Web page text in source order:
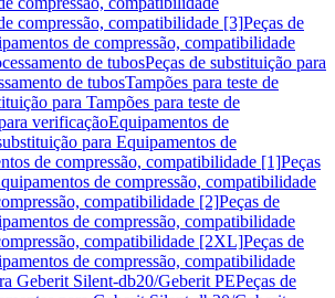
compressão, compatibilidade [3]Peças de
de compressão, compatibilidade
de tubosPeças de substituição para
de tubosTampões para teste de
para Tampões para teste de
verificaçãoEquipamentos de
para Equipamentos de
de compressão, compatibilidade [1]Peças
de compressão, compatibilidade
compatibilidade [2]Peças de
de compressão, compatibilidade
compatibilidade [2XL]Peças de
de compressão, compatibilidade
Geberit Silent-db20/Geberit PEPeças de